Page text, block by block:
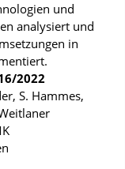
und
analysiert und
in
2022
S. Hammes,